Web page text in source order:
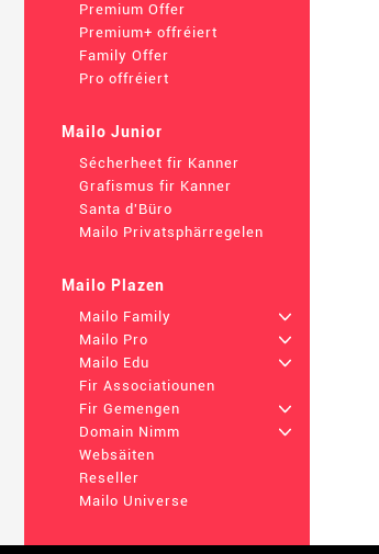
Premium Offer
Premium+ offréiert
Family Offer
Pro offréiert
Mailo Junior
Sécherheet fir Kanner
Grafismus fir Kanner
Santa d'Büro
Mailo Privatsphärregelen
Mailo Plazen
Mailo Family
+
Mailo Pro
+
Mailo Edu
+
Fir Associatiounen
Fir Gemengen
+
Domain Nimm
+
Websäiten
Reseller
Mailo Universe